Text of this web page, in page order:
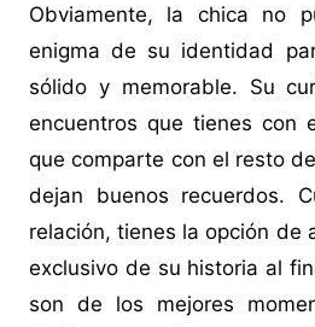
Obviamente, la chica no
enigma de su identidad
sólido y memorable. Su
encuentros que tienes con
que comparte con el resto
dejan buenos recuerdos.
relación, tienes la opción de
exclusivo de su historia al
son de los mejores